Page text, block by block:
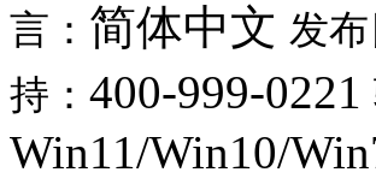
言： 简体中文 发布
持： 400-999-0221
Win11/Win10/